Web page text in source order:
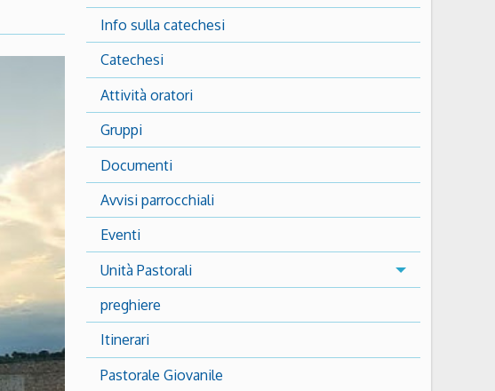
Info sulla catechesi
Catechesi
Attività oratori
Gruppi
Documenti
Avvisi parrocchiali
Eventi
Unità Pastorali
preghiere
Itinerari
Pastorale Giovanile